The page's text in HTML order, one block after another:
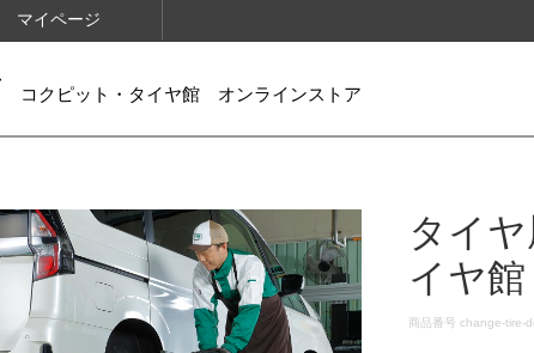
マイページ
コクピット・タイヤ館 オンラインストア
タイ
イヤ
DETAILS
商品番号change-tire-